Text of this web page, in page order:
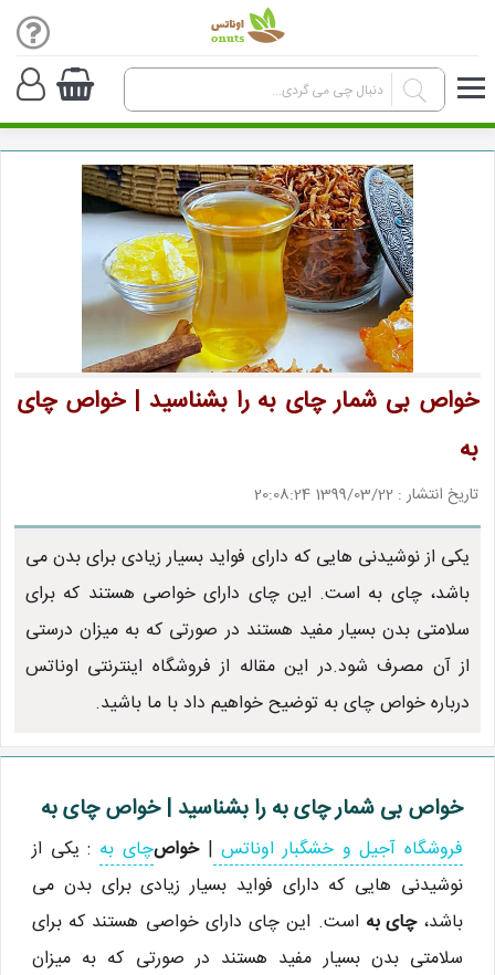
خواص بی شمار چای به را بشناسید | خواص چای
به
تاریخ انتشار : 1399/03/22 20:08:24
یکی از نوشیدنی هایی که دارای فواید بسیار زیادی برای بدن می
باشد، چای به است. این چای دارای خواصی هستند که برای
سلامتی بدن بسیار مفید هستند در صورتی که به میزان درستی
از آن مصرف شود.در این مقاله از فروشگاه اینترنتی اوناتس
درباره خواص چای به توضیح خواهیم داد با ما باشید.
خواص بی شمار چای به را بشناسید | خواص چای به
فروشگاه آجیل و خشگبار اوناتس |خواصچای به : یکی از
نوشیدنی هایی که دارای فواید بسیار زیادی برای بدن می
باشد،چای به است. این چای دارای خواصی هستند که برای
سلامتی بدن بسیار مفید هستند در صورتی که به میزان